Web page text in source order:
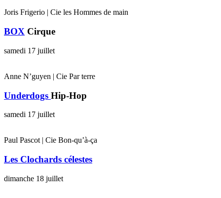
Joris Frigerio | Cie les Hommes de main
BOX Cirque
samedi 17 juillet
Anne N’guyen | Cie Par terre
Underdogs Hip-Hop
samedi 17 juillet
Paul Pascot | Cie Bon-qu’à-ça
Les Clochards célestes
dimanche 18 juillet